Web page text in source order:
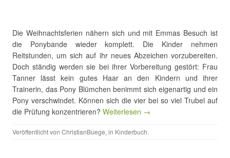
Die Weihnachtsferien nähern sich und mit Emmas Besuch ist
die Ponybande wieder komplett. Die Kinder nehmen
Reitstunden, um sich auf ihr neues Abzeichen vorzubereiten.
Doch ständig werden sie bei ihrer Vorbereitung gestört: Frau
Tanner lässt kein gutes Haar an den Kindern und ihrer
Trainerin, das Pony Blümchen benimmt sich eigenartig und ein
Pony verschwindet. Können sich die vier bei so viel Trubel auf
die Prüfung konzentrieren? Weiterlesen →
Veröffentlicht von ChristianBuege, in Kinderbuch.